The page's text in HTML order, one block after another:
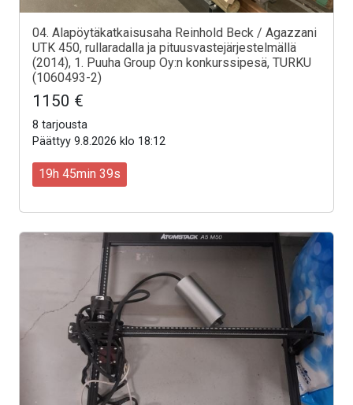
04. Alapöytäkatkaisusaha Reinhold Beck / Agazzani
UTK 450, rullaradalla ja pituusvastejärjestelmällä
(2014), 1. Puuha Group Oy:n konkurssipesä, TURKU
(1060493-2)
1150 €
8 tarjousta
Päättyy 9.8.2026 klo 18:12
19h 45min 37s